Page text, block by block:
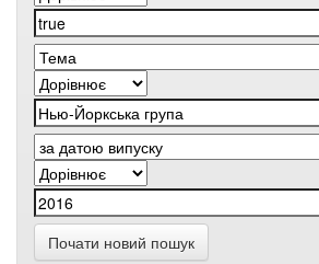
Почати новий пошук